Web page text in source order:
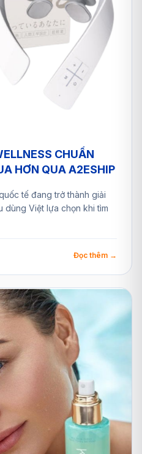
CHUẨN
HƠN QUA A2ESHIP
tế đang trở thành giải
dùng Việt lựa chọn khi tìm
Đọc thêm →